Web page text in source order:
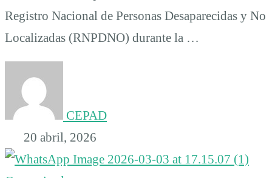
Registro Nacional de Personas Desaparecidas y No
Localizadas (RNPDNO) durante la …
CEPAD
20 abril, 2026